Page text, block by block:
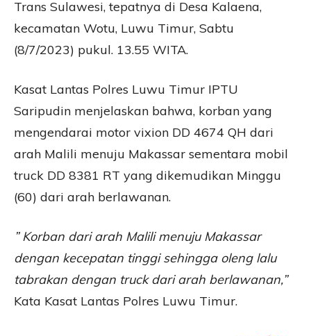
Trans Sulawesi, tepatnya di Desa Kalaena,
kecamatan Wotu, Luwu Timur, Sabtu
(8/7/2023) pukul. 13.55 WITA.
Kasat Lantas Polres Luwu Timur IPTU
Saripudin menjelaskan bahwa, korban yang
mengendarai motor vixion DD 4674 QH dari
arah Malili menuju Makassar sementara mobil
truck DD 8381 RT yang dikemudikan Minggu
(60) dari arah berlawanan.
” Korban dari arah Malili menuju Makassar
dengan kecepatan tinggi sehingga oleng lalu
tabrakan dengan truck dari arah berlawanan,”
Kata Kasat Lantas Polres Luwu Timur.